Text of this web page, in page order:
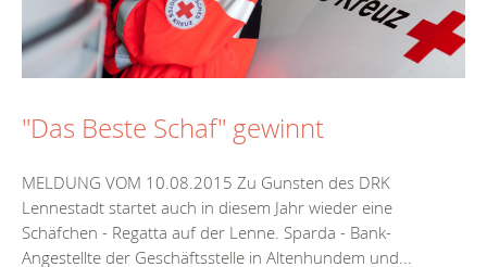
"Das Beste Schaf" gewinnt
MELDUNG VOM 10.08.2015 Zu Gunsten des DRK
Lennestadt startet auch in diesem Jahr wieder eine
Schäfchen - Regatta auf der Lenne. Sparda - Bank-
Angestellte der Geschäftsstelle in Altenhundem und...